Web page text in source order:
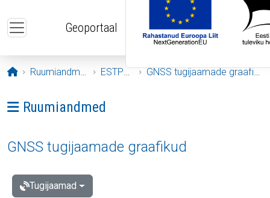
Geoportaal
Avaleht
Ruumiandmed ESTPOS GNSS tugijaamade graafikud
Ava menüü: Ruumiandmed
Ruumiandmed
GNSS tugijaamade graafikud
Tugijaamad